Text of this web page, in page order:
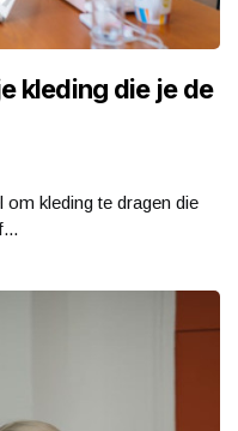
kleding die je de
kleding te dragen die